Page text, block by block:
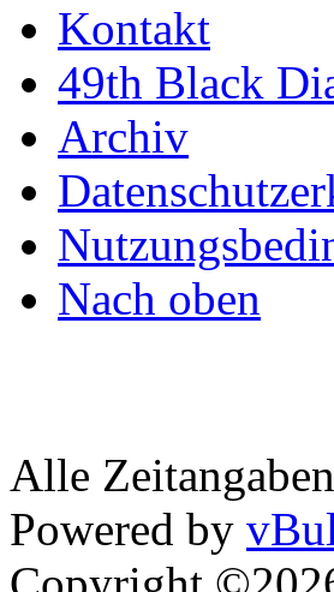
Kontakt
49th Black
Archiv
Nach oben
Alle
Powered by